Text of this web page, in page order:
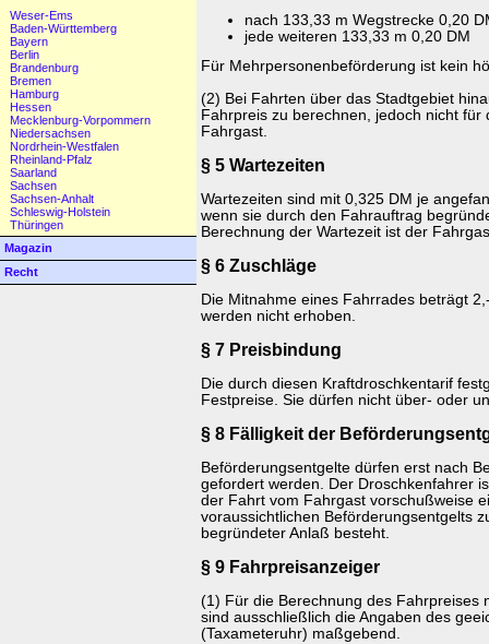
Weser-Ems
Baden-Württemberg
Bayern
Berlin
Brandenburg
Bremen
Hamburg
Hessen
Mecklenburg-Vorpommern
Niedersachsen
Nordrhein-Westfalen
Rheinland-Pfalz
Saarland
Sachsen
Sachsen-Anhalt
Schleswig-Holstein
Thüringen
Magazin
Recht
nach 133,33 m Wegstrecke 0,20
jede weiteren 133,33 m 0,20 DM
Für Mehrpersonenbeförderung ist kein
(2) Bei Fahrten über das Stadtgebiet
Fahrpreis zu berechnen, jedoch nicht für
Fahrgast.
§ 5 Wartezeiten
Wartezeiten sind mit 0,325 DM je
wenn sie durch den Fahrauftrag
Berechnung der Wartezeit ist der
§ 6 Zuschläge
Die Mitnahme eines Fahrrades beträgt
werden nicht erhoben.
§ 7 Preisbindung
Die durch diesen Kraftdroschkentarif
Festpreise. Sie dürfen nicht über- oder
§ 8 Fälligkeit der
Beförderungsentgelte dürfen erst nach
gefordert werden. Der Droschkenfahrer
der Fahrt vom Fahrgast vorschußweise
voraussichtlichen Beförderungsentgelts
begründeter Anlaß besteht.
§ 9 Fahrpreisanzeiger
(1) Für die Berechnung des Fahrpreises
sind ausschließlich die Angaben des
(Taxameteruhr) maßgebend.